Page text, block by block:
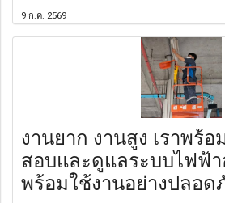
9 ก.ค. 2569
งานยาก งานสูง เราพร้
สอบและดูแลระบบไฟฟ้า
พร้อมใช้งานอย่างปลอด